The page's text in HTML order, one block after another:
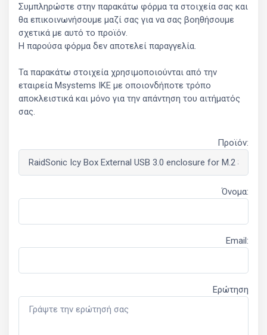
Συμπληρώστε στην παρακάτω φόρμα τα στοιχεία σας και
θα επικοινωνήσουμε μαζί σας για να σας βοηθήσουμε
σχετικά με αυτό το προϊόν.
Η παρούσα φόρμα δεν αποτελεί παραγγελία.
Τα παρακάτω στοιχεία χρησιμοποιούνται από την
εταιρεία Msystems ΙΚΕ με οποιονδήποτε τρόπο
αποκλειστικά και μόνο για την απάντηση του αιτήματός
σας.
Προϊόν:
Όνομα:
Email:
Ερώτηση